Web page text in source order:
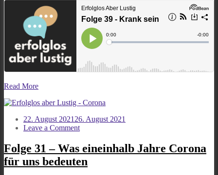
Read More
22. August 2021 26. August 2021
Leave a Commenton
–
Was
Folge 31 – Was eineinhalb Jahre Corona
für uns bedeuten